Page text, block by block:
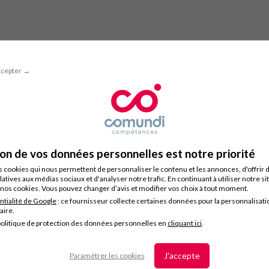
→
de vos données personnelles est notre priorité
cookies qui nous permettent de personnaliser le contenu et les annonces, d'offrir
aux médias sociaux et d'analyser notre trafic. En continuant à utiliser notre
cookies. Vous pouvez changer d’avis et modifier vos choix à tout moment.
de Google: ce fournisseur collecte certaines données pour la
de protection des données personnelles en cliquant ici.
Paramétrer les cookies J'accepte